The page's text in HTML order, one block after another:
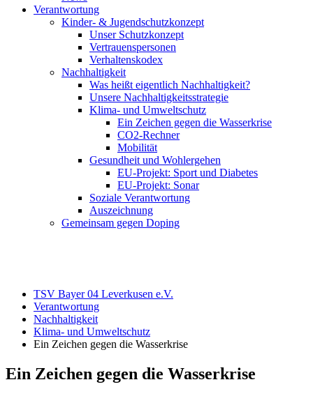
Verantwortung
Kinder- & Jugendschutzkonzept
Unser Schutzkonzept
Vertrauenspersonen
Verhaltenskodex
Nachhaltigkeit
Was heißt eigentlich Nachhaltigkeit?
Unsere Nachhaltigkeitsstrategie
Klima- und Umweltschutz
Ein Zeichen gegen die Wasserkrise
CO2-Rechner
Mobilität
Gesundheit und Wohlergehen
EU-Projekt: Sport und Diabetes
EU-Projekt: Sonar
Soziale Verantwortung
Auszeichnung
Gemeinsam gegen Doping
TSV Bayer 04 Leverkusen e.V.
Verantwortung
Nachhaltigkeit
Klima- und Umweltschutz
Ein Zeichen gegen die Wasserkrise
Ein Zeichen gegen die Wasserkrise